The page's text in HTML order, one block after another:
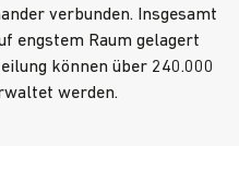
verbunden. Insgesamt
engstem Raum gelagert
können über 240.000
werden.